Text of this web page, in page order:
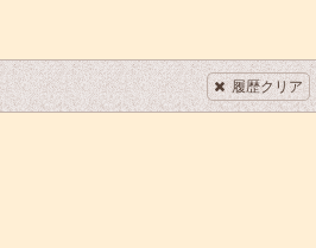
履歴クリア